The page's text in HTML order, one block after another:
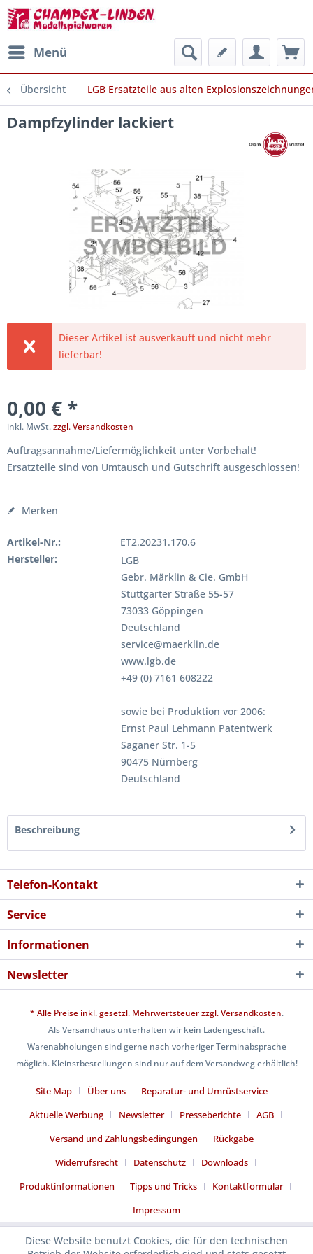
Menü
Übersicht LGB Ersatzteile aus alten
Dampfzylinder lackiert
Dieser Artikel ist ausverkauft und nicht mehr
lieferbar!
0,00 € *
inkl. MwSt.zzgl. Versandkosten
Auftragsannahme/Liefermöglichkeit unter Vorbehalt!
Ersatzteile sind von Umtausch und Gutschrift ausgeschlossen!
Merken
Artikel-Nr.:
ET2.20231.170.6
Hersteller:
LGB
Gebr. Märklin & Cie. GmbH
Stuttgarter Straße 55-57
73033 Göppingen
Deutschland
service@maerklin.de
www.lgb.de
+49 (0) 7161 608222
sowie bei Produktion vor 2006:
Ernst Paul Lehmann Patentwerk
Saganer Str. 1-5
90475 Nürnberg
Deutschland
Beschreibung
Telefon-Kontakt
Service
Informationen
Newsletter
* Alle Preise inkl. gesetzl. Mehrwertsteuer zzgl.Versandkosten.
Als Versandhaus unterhalten wir kein Ladengeschäft.
Warenabholungen sind gerne nach vorheriger Terminabsprache
möglich. Kleinstbestellungen sind nur auf dem Versandweg erhältlich!
Site Map Über uns
Reparatur- und Umrüstservice
Aktuelle Werbung
Newsletter Presseberichte
AGB
Versand und Zahlungsbedingungen
Rückgabe
Widerrufsrecht
Datenschutz
Downloads
Produktinformationen
Tipps und Tricks
Kontaktformular
Impressum
Diese Website benutzt Cookies, die für den technischen